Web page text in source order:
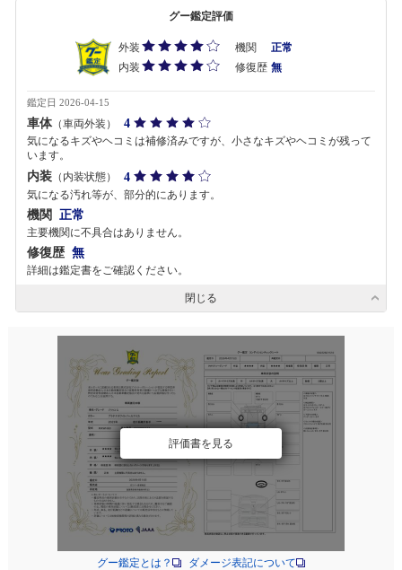
グー鑑定評価
外装 機関
正常
内装
修復歴 無
鑑定日 2026-04-15
車体（車両外装） 4
気になるキズやヘコミは補修済みですが、小さなキズやヘコミが残って
います。
内装 （内装状態） 4
気になる汚れ等が、部分的にあります。
機関 正常
主要機関に不具合はありません。
修復歴 無
詳細は鑑定書をご確認ください。
閉じる
評価書を見る
グー鑑定とは？ ダメージ表記について